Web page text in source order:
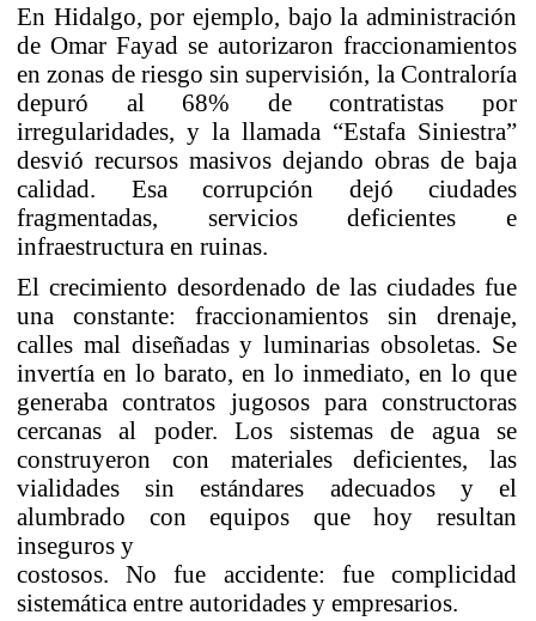
En Hidalgo, por ejemplo, bajo la administración
de Omar Fayad se autorizaron fraccionamientos
en zonas de riesgo sin supervisión, la Contraloría
depuró al 68% de contratistas por
irregularidades, y la llamada “Estafa Siniestra”
desvió recursos masivos dejando obras de baja
calidad. Esa corrupción dejó ciudades
fragmentadas, servicios deficientes e
infraestructura en ruinas.
El crecimiento desordenado de las ciudades fue
una constante: fraccionamientos sin drenaje,
calles mal diseñadas y luminarias obsoletas. Se
invertía en lo barato, en lo inmediato, en lo que
generaba contratos jugosos para constructoras
cercanas al poder. Los sistemas de agua se
construyeron con materiales deficientes, las
vialidades sin estándares adecuados y el
alumbrado con equipos que hoy resultan
inseguros y
costosos. No fue accidente: fue complicidad
sistemática entre autoridades y empresarios.